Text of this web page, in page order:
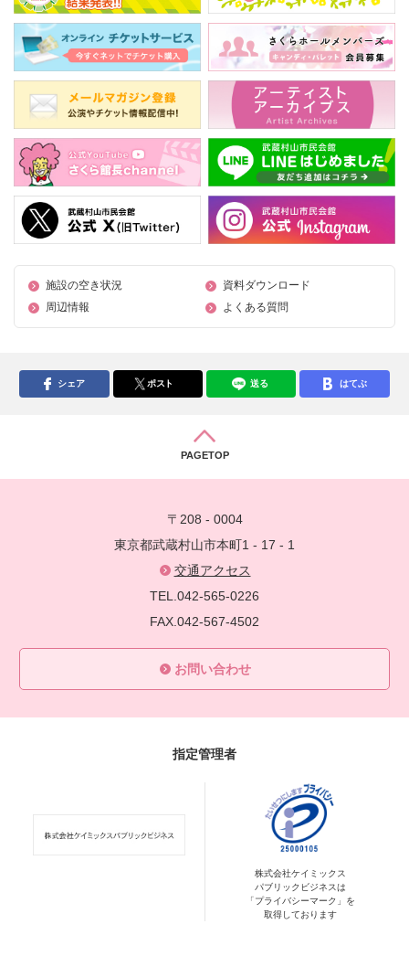
施設の空き状況
資料ダウンロード
周辺情報
よくある質問
シェア ポスト 送る はてぶ
PAGETOP
〒208 - 0004
東京都武蔵村山市本町1 - 17 - 1
交通アクセス
TEL.042-565-0226
FAX.042-567-4502
お問い合わせ
指定管理者
株式会社ケイミックス
パブリックビジネスは
「プライバシーマーク」を
取得しております